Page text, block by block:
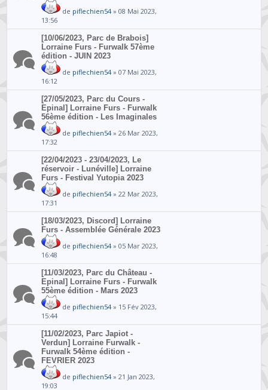
de piflechien54» 08 Mai 2023,
13:56
[10/06/2023, Parc de Brabois]
Lorraine Furs - Furwalk 57ème
édition - JUIN 2023
de piflechien54» 07 Mai 2023,
16:12
[27/05/2023, Parc du Cours -
Epinal] Lorraine Furs - Furwalk
56ème édition - Les Imaginales
de piflechien54» 26 Mar 2023,
17:32
[22/04/2023 - 23/04/2023, Le
réservoir - Lunéville] Lorraine
Furs - Festival Yutopia 2023
de piflechien54» 22 Mar 2023,
17:31
[18/03/2023, Discord] Lorraine
Furs - Assemblée Générale 2023
de piflechien54» 05 Mar 2023,
16:48
[11/03/2023, Parc du Château -
Epinal] Lorraine Furs - Furwalk
55ème édition - Mars 2023
de piflechien54» 15 Fév 2023,
15:44
[11/02/2023, Parc Japiot -
Verdun] Lorraine Furwalk -
Furwalk 54ème édition -
FEVRIER 2023
de piflechien54» 21 Jan 2023,
19:03